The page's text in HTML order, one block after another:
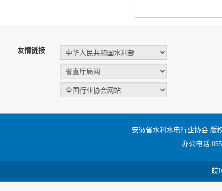
友情链接
安徽省水利水电行业协会 版
办公电话
皖